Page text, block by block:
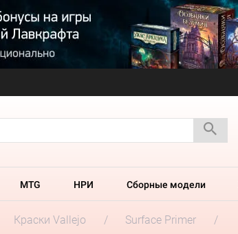
MTG НРИ Сборные модели
Краски Vallejo
Surface Primer